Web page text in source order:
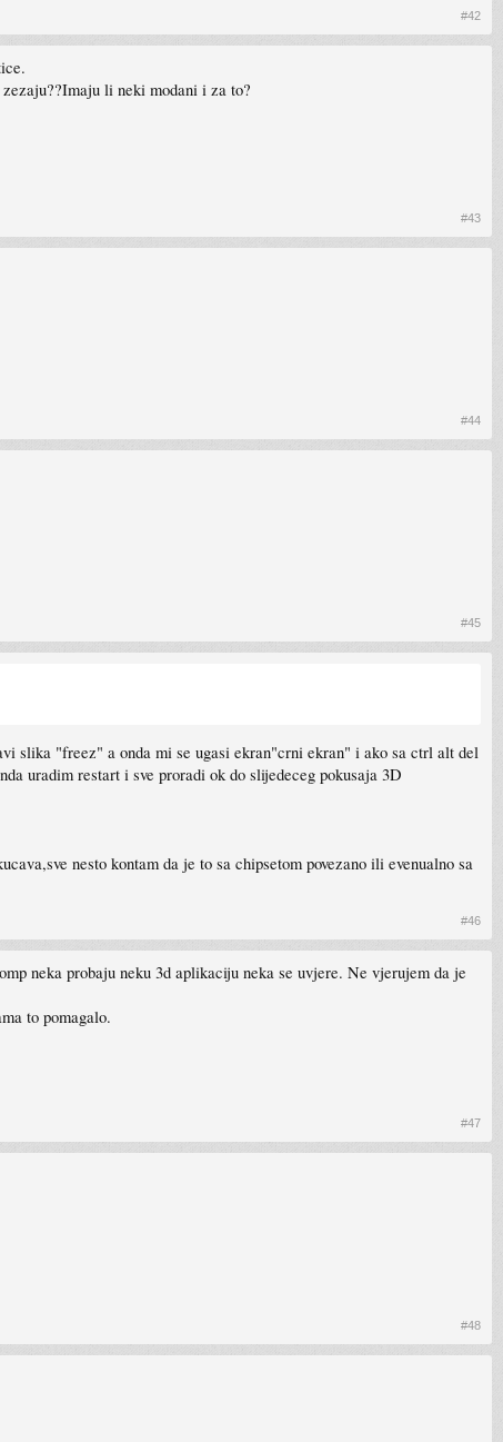
#42
li neki modani i za to?
#43
#44
#45
slika "freez" a onda mi se ugasi ekran"crni ekran" i ako sa ctrl alt del
uradim restart i sve proradi ok do slijedeceg pokusaja 3D
nesto kontam da je to sa chipsetom povezano ili evenualno sa
#46
neka probaju neku 3d aplikaciju neka se uvjere. Ne vjerujem da je
to pomagalo.
#47
#48